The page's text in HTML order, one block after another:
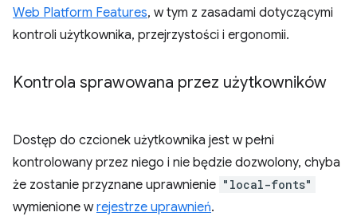
Web Platform Features, w tym z zasadami dotyczącymi
kontroli użytkownika, przejrzystości i ergonomii.
Kontrola sprawowana przez użytkowników
Dostęp do czcionek użytkownika jest w pełni
kontrolowany przez niego i nie będzie dozwolony, chyba
że zostanie przyznane uprawnienie "local-fonts"
wymienione wrejestrze uprawnień.